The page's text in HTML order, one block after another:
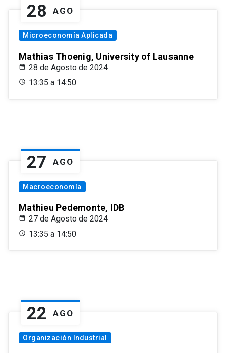
28 AGO
Microeconomía Aplicada
Mathias Thoenig, University of Lausanne
28 de Agosto de 2024
13:35 a 14:50
27 AGO
Macroeconomía
Mathieu Pedemonte, IDB
27 de Agosto de 2024
13:35 a 14:50
22 AGO
Organización Industrial